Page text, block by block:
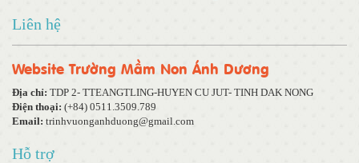
Liên hệ
Website Trường Mầm Non Ánh Dương
Địa chỉ: TDP 2- TTEANGTLING-HUYEN CU JUT- TINH DAK NONG
Điện thoại: (+84) 0511.3509.789
Email: trinhvuonganhduong@gmail.com
Hỗ trợ